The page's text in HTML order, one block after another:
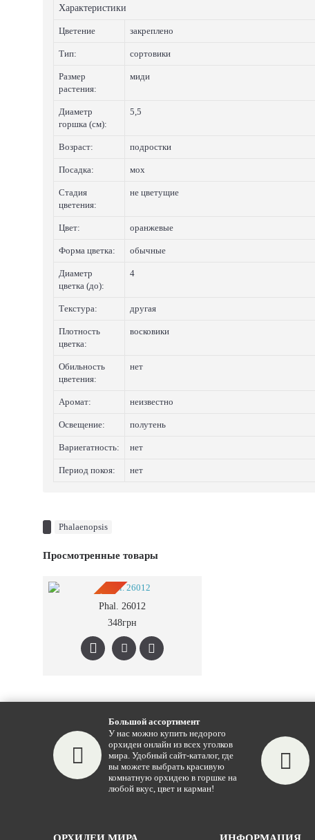
Характеристики
Цветение закреплено
Тип: сортовики
Размер
растения:
миди
Диаметр
горшка (см):
5,5
Возраст: подростки
Посадка: мох
Стадия
цветения:
не цветущие
Цвет: оранжевые
Форма цветка: обычные
Диаметр
цветка (до):
4
Текстура: другая
Плотность
цветка:
восковики
Обильность
цветения:
нет
Аромат: неизвестно
Освещение: полутень
Вариегатность: нет
Период покоя: нет
Phalaenopsis
Просмотренные товары
ПРЕДЗАКАЗPhal. 26012
348грн
Большой ассортимент
У нас можно купить недорого
орхидеи онлайн из всех уголков
мира. Удобный сайт-каталог, где
вы можете выбрать красивую
комнатную орхидею в горшке на
любой вкус, цвет и карман!